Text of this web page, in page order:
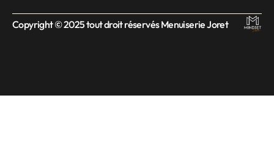
Copyright © 2025 tout droit réservés Menuiserie Joret